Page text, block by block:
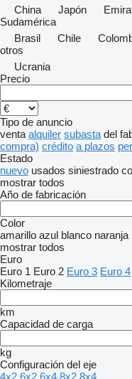
China
Japón
Sudamérica
Brasil
Chile
otros
Ucrania
Precio
Tipo de anuncio
venta alquiler subasta del
compra) crédito a plazos
Estado
nuevo usados siniestrado
mostrar todos
Año de fabricación
Color
amarillo azul blanco naranja
mostrar todos
Euro
Euro 1 Euro 2 Euro 3 Euro 4
Kilometraje
km
Capacidad de carga
kg
Configuración del eje
4x2 6x2 6x4 8x2 8x4